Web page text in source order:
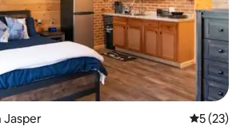
Jasper
5 (23)